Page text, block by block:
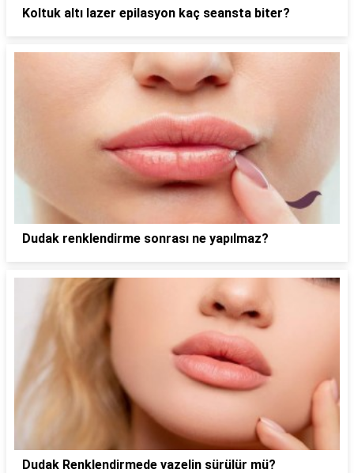
Koltuk altı lazer epilasyon kaç seansta biter?
Dudak renklendirme sonrası ne yapılmaz?
Dudak Renklendirmede vazelin sürülür mü?